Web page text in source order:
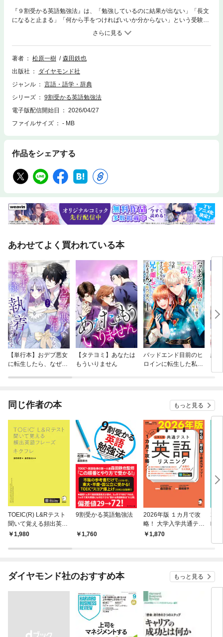
『９割受かる英語勉強法』は、「勉強しているのに結果が出ない」「長文
になると止まる」「何から手をつければいいか分からない」という受験
生・社会人のための、“最短距離で合格に到達する”戦略型英語メソッドで
す。大学受験（共通テスト～難関大）、ＴＯＥＩＣ、英検など、あらゆる
主要試験に横断対応。市販参考書のみで、短期間×低コスト×高再現性を実
現します。本書の核となる戦略は、次の４点です。①やる気を継続させる
設計。②レベル別×分野別の最適攻略 到達目標から逆算し、「理解→
記憶→アウトプット」の黄金ルートで弱点を最短補強。③試験別・点数別
引き上げる具体的順番を提示。④英文読解を核にした得点戦略 論理構
造を可視化する独自読解法で、「読める」から「解ける」へ変える。本メ
ソッドには、８つの強みがあります。①最短時間・最短距離 ②中学レ
ベルから基礎を徹底強化 ③誰でも再現できる構造化設計 ④モチベ
能力が鍛えられる その結果、・最短１か月で高校入試長文を読破
２ ・５か月で早慶・東大京大ライン到達といった具体的ベンチマーク
への“道筋”を明示します（開始レベル・学習時間に応じ調整可能）。著者
その実務データと再現可能な学習構造をすべて公開した一冊です。さら
に、英語指導の第一人者・森田鉄也氏（ＴＯＥＩＣ９９０点満点１２０回
超、国連英検特Ａ級、英検１級ほか）の監修アドバイスを受け、「理論×
要。必要なのは、正しい順番と、正しい努力だけ。東大レベルまで到達可
します。そして本書の真の価値は、合格で終わらないこと。読解力＝論理
的思考力。 目標設定→逆算→実行→検証のプロセスは、そのまま社会
で通用するポータブルスキルになります。英語を通じて「結果を出す力」
を鍛える。 それが『９割受かる英語勉強法』の本質です。最短・低コ
スト・高再現性で合格を掴み、その先の人生でも通用する“考える力”まで
手に入れる。時代に効く、英語学習の決定版です。
著者 松原一樹
森田鉄也
出版社
ダイヤモンド社
ジャンル
言語・語学・辞典
シリーズ
9割受かる英語勉強法
電子版配信開始日
2026/04/27
ファイルサイズ
- MB
作品をシェアする
あわせてよく買われている本
【単行本】おデブ悪女
に転生したら、なぜか
【タテヨミ】あなたは
もういりません
バッドエンド目前のヒ
ロインに転生した私、
結
同じ作者の本 もっと見る
TOEIC(R) L&Rテスト
聞いて覚える頻出英語
フレーズ キクフレ[音
1,980
9割受かる英語勉強法
1,760
2026年版 １カ月で攻
略！ 大学入学共通テス
ト英語リスニング[音声
1,870
略
ダイヤモンド社のおすすめ本 もっと見る